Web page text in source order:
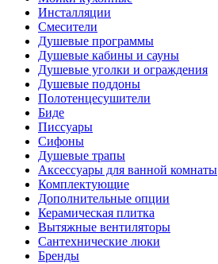
Инсталляции
Смесители
Душевые программы
Душевые кабины и сауны
Душевые уголки и ограждения
Душевые поддоны
Полотенцесушители
Биде
Писсуары
Сифоны
Душевые трапы
Аксессуары для ванной комнаты
Комплектующие
Дополнительные опции
Керамическая плитка
Вытяжные вентиляторы
Сантехнические люки
Бренды